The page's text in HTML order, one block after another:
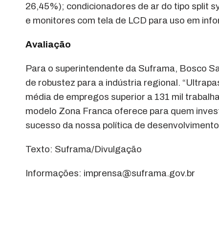
26,45%); condicionadores de ar do tipo split
e monitores com tela de LCD para uso em
Avaliação
Para o superintendente da Suframa, Bosco
de robustez para a indústria regional.
média de empregos superior a 131 mil
modelo Zona Franca oferece para quem
sucesso da nossa política de
Texto: Suframa/Divulgação
Informações: imprensa@suframa.gov.br